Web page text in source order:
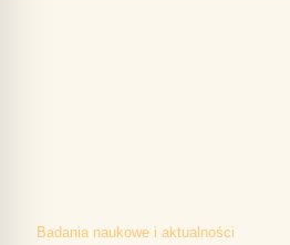
Badania naukowe i aktualności